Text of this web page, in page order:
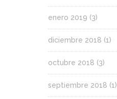
enero 2019 (3)
diciembre 2018 (1)
octubre 2018 (3)
septiembre 2018 (1)